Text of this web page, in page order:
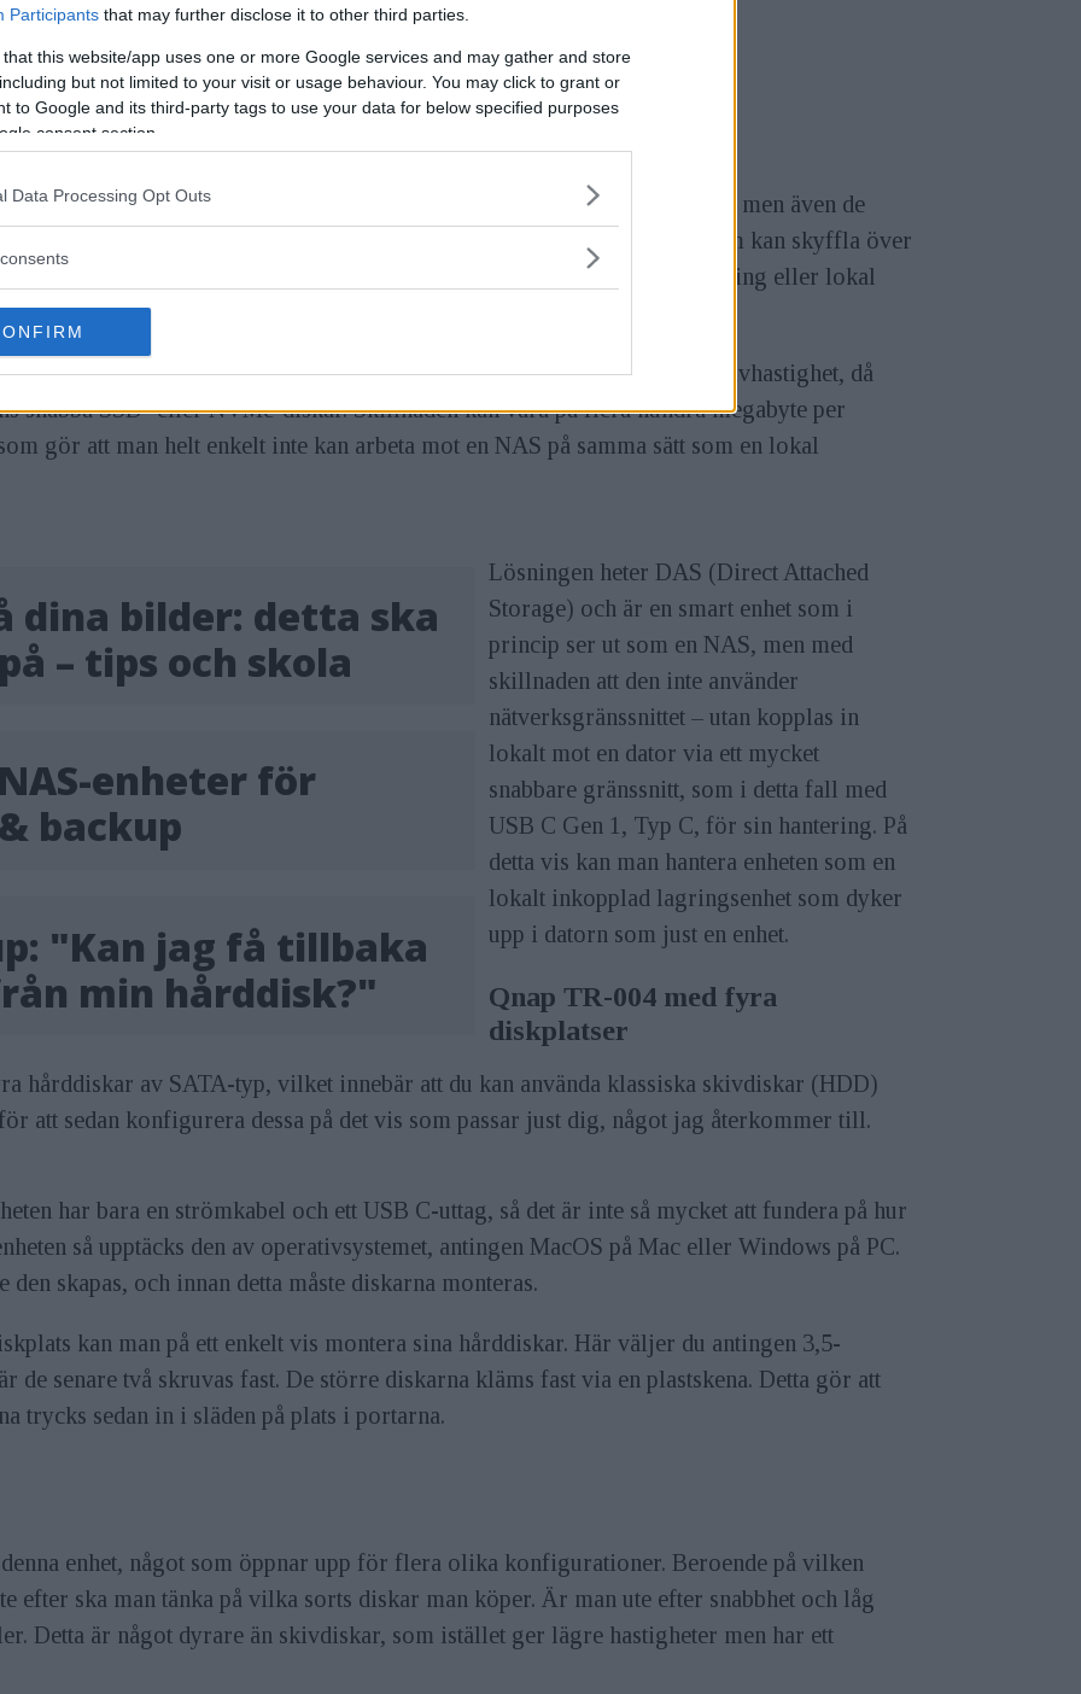
Participants that may further disclose it to other third parties.
that this website/app uses one or more Google services and may gather and store
but not limited to your visit or usage behaviour. You may click to grant or
to Google and its third-party tags to use your data for below specified purposes
consent section.
Data Processing Opt Outs
för lagring av stora filer, både för de som kräver snabb hantering men även de
är en NAS (Network Attached Storage) en bra lösning för de som kan skyffla över
via flera olika anslutningar och enheter. Lösningen är perfekt för arkivering eller lokal
filer utanför sitt eget nätverk.
löser den däremot inte problemet med snabb åtkomst, eller läs- och skrivhastighet, då
snabba SSD- eller NVMe-diskar. Skillnaden kan vara på flera hundra megabyte per
gör att man helt enkelt inte kan arbeta mot en NAS på samma sätt som en lokal
dina bilder: detta ska
– tips och skola
NAS-enheter för
backup
"Kan jag få tillbaka
min hårddisk?"
Lösningen heter DAS (Direct Attached
Storage) och är en smart enhet som i
princip ser ut som en NAS, men med
skillnaden att den inte använder
nätverksgränssnittet – utan kopplas in
lokalt mot en dator via ett mycket
snabbare gränssnitt, som i detta fall med
USB C Gen 1, Typ C, för sin hantering. På
detta vis kan man hantera enheten som en
lokalt inkopplad lagringsenhet som dyker
upp i datorn som just en enhet.
Qnap TR-004 med fyra
diskplatser
hårddiskar av SATA-typ, vilket innebär att du kan använda klassiska skivdiskar (HDD)
att sedan konfigurera dessa på det vis som passar just dig, något jag återkommer till.
har bara en strömkabel och ett USB C-uttag, så det är inte så mycket att fundera på hur
så upptäcks den av operativsystemet, antingen MacOS på Mac eller Windows på PC.
skapas, och innan detta måste diskarna monteras.
kan man på ett enkelt vis montera sina hårddiskar. Här väljer du antingen 3,5-
de senare två skruvas fast. De större diskarna kläms fast via en plastskena. Detta gör att
trycks sedan in i släden på plats i portarna.
enhet, något som öppnar upp för flera olika konfigurationer. Beroende på vilken
efter ska man tänka på vilka sorts diskar man köper. Är man ute efter snabbhet och låg
Detta är något dyrare än skivdiskar, som istället ger lägre hastigheter men har ett